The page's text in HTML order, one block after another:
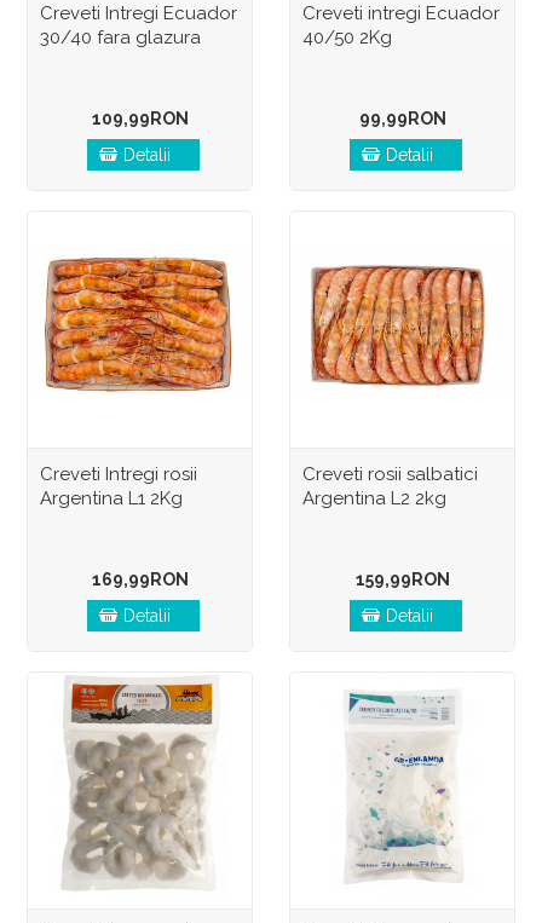
Creveti Intregi Ecuador
30/40 fara glazura
109,99RON
Detalii
Creveti intregi Ecuador
40/50 2Kg
99,99RON
Detalii
Creveti Intregi rosii
Argentina L1 2Kg
169,99RON
Detalii
Creveti rosii salbatici
Argentina L2 2kg
159,99RON
Detalii